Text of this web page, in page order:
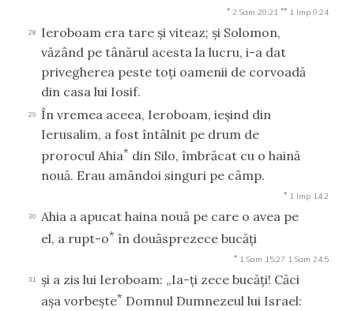
* 2 Sam 20:21 ** 1 Imp 9:24
28
Ieroboam era tare şi viteaz; şi Solomon,
văzând pe tânărul acesta la lucru, i-a dat
privegherea peste toţi oamenii de corvoadă
din casa lui Iosif.
29
În vremea aceea, Ieroboam, ieşind din
Ierusalim, a fost întâlnit pe drum de
prorocul Ahia* din Silo, îmbrăcat cu o haină
nouă. Erau amândoi singuri pe câmp.
* 1 Imp 14:2
30
Ahia a apucat haina nouă pe care o avea pe
el, a rupt-o* în douăsprezece bucăţi
* 1 Sam 15:27 1 Sam 24:5
31
şi a zis lui Ieroboam: „Ia-ţi zece bucăţi! Căci
aşa vorbeşte* Domnul Dumnezeul lui Israel: